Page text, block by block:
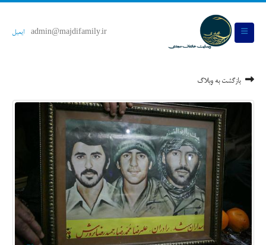
admin@majdifamily.ir ایمیل
بازگشت به وبلاگ